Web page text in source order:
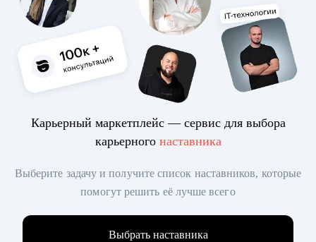
Карьерный маркетплейс — сервис для выбора
карьерного наставника
Выберите задачу и получите список наставников, которые
помогут решить её лучше всего
Выбрать наставника